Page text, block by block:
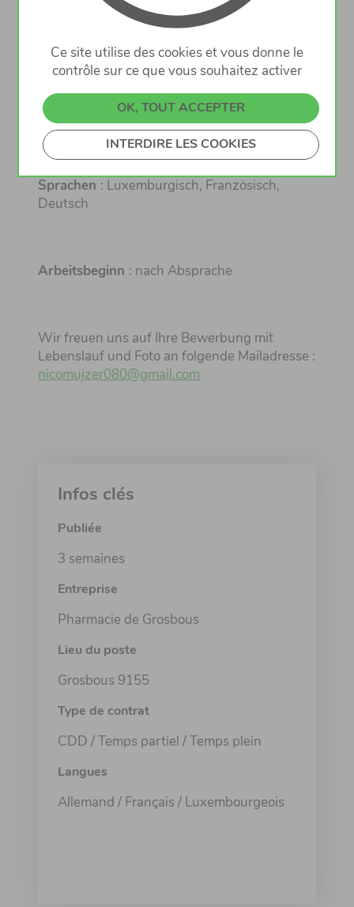
Befristeter Arbeitsvertrag (CDD)
oder Teilzeit
Sprachen : Luxemburgisch, Französisch,
Deutsch
Arbeitsbeginn : nach Absprache
Wir freuen uns auf Ihre Bewerbung mit
Lebenslauf und Foto an folgende Mailadresse :
nicomujzer080@gmail.com
Infos clés
Publiée
3 semaines
Entreprise
Pharmacie de Grosbous
Lieu du poste
Grosbous 9155
Type de contrat
CDD / Temps partiel / Temps plein
Langues
Allemand / Français / Luxembourgeois
Ce site utilise des cookies et vous donne le
contrôle sur ce que vous souhaitez activer
OK, TOUT ACCEPTER
INTERDIRE LES COOKIES